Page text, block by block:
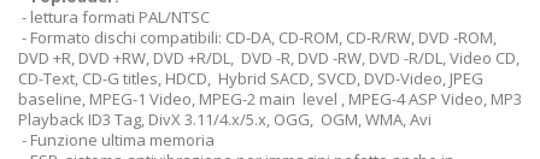
- lettura formati PAL/NTSC
- Formato dischi compatibili: CD-DA, CD-ROM, CD-R/RW, DVD -ROM,
DVD +R, DVD +RW, DVD +R/DL, DVD -R, DVD -RW, DVD -R/DL, Video CD,
CD-Text, CD-G titles, HDCD, Hybrid SACD, SVCD, DVD-Video, JPEG
baseline, MPEG-1 Video, MPEG-2 main level , MPEG-4 ASP Video, MP3
Playback ID3 Tag, DivX 3.11/4.x/5.x, OGG, OGM, WMA, Avi
- Funzione ultima memoria